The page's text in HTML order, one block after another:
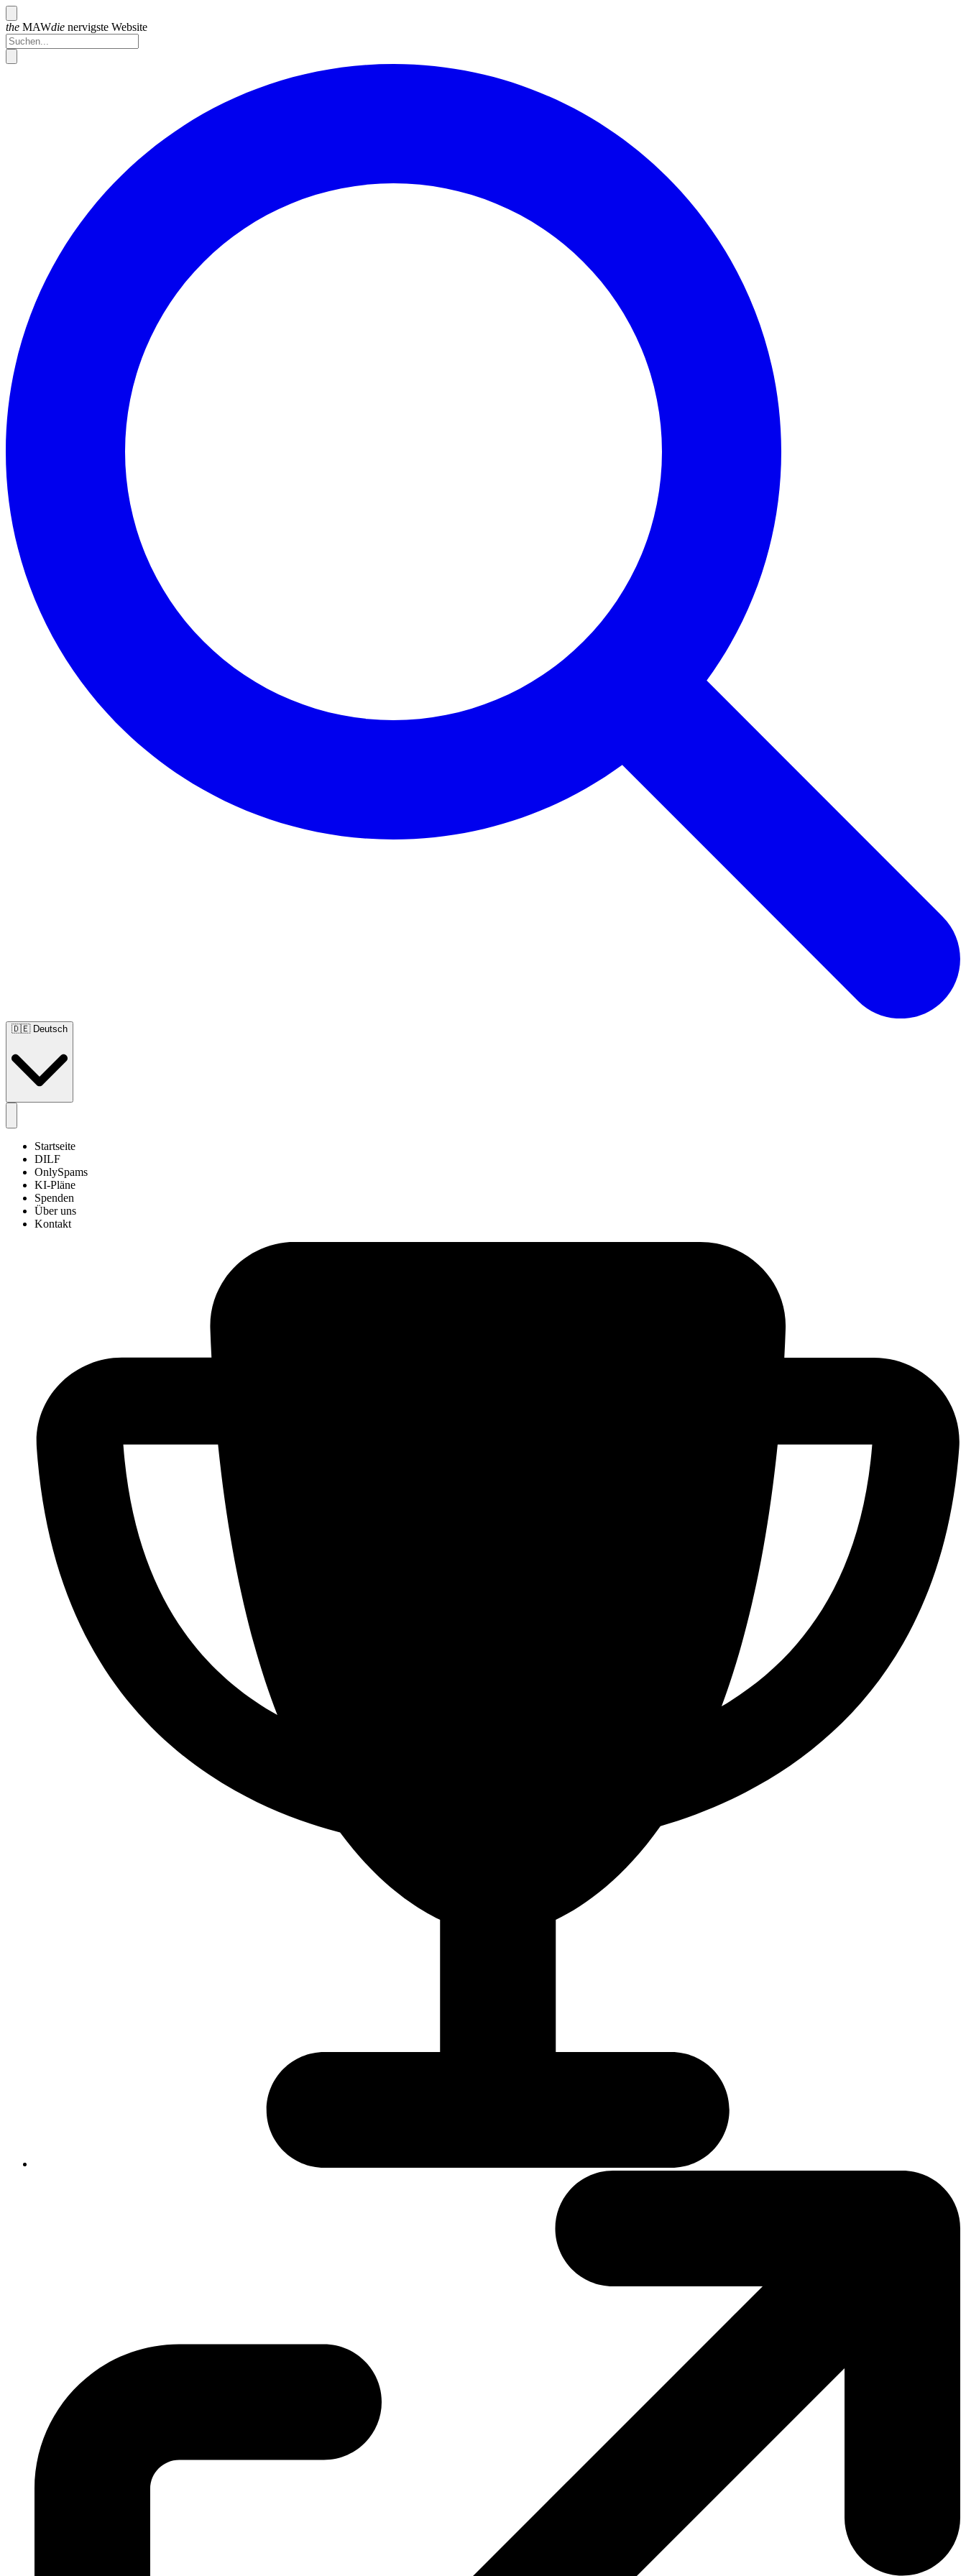
the MAWdie nervigste Website
🇩🇪 Deutsch
Startseite
DILF
OnlySpams
KI-Pläne
Spenden
Über uns
Kontakt